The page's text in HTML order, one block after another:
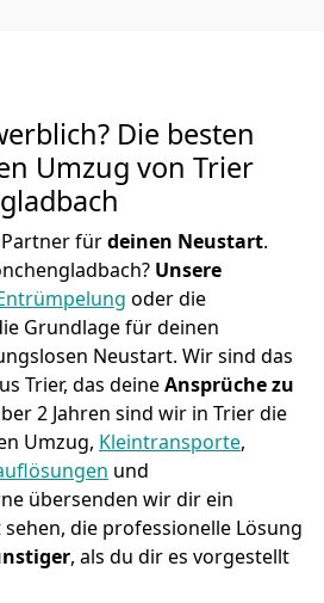
Die besten
Umzug von Trier
fürdeinen Neustart.
Unsere
oder die
Grundlage für deinen
Neustart. Wir sind das
Trier, das deineAnsprüche zu
2 Jahren sind wir in Trier die
Umzug, Kleintransporte,
und
übersenden wir dir ein
die professionelle Lösung
, als du dir es vorgestellt